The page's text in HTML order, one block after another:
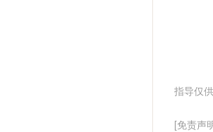
指导仅
[免责声